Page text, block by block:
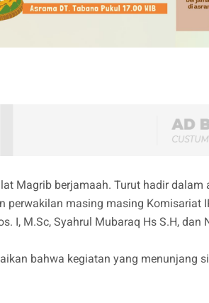
Magrib berjamaah. Turut hadir dalam
perwakilan masing masing Komisariat
I, M.Sc, Syahrul Mubaraq Hs S.H, dan
bahwa kegiatan yang menunjang